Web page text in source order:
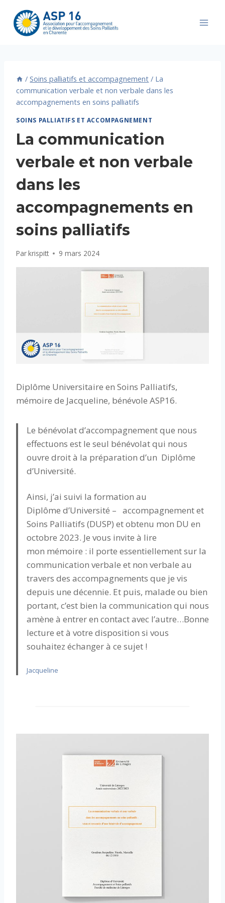
contenu
/ Soins palliatifs et accompagnement / La
communication verbale et non verbale dans les
accompagnements en soins palliatifs
SOINS PALLIATIFS ET ACCOMPAGNEMENT
La communication
verbale et non verbale
dans les
accompagnements en
soins palliatifs
Parkrispitt 9 mars 2024
Diplôme Universitaire en Soins Palliatifs,
mémoire de Jacqueline, bénévole ASP16.
Le bénévolat d’accompagnement que nous
effectuons est le seul bénévolat qui nous
ouvre droit à la préparation d’un Diplôme
d’Université.
Ainsi, j’ai suivi la formation au
Diplôme d’Université – accompagnement et
Soins Palliatifs (DUSP) et obtenu mon DU en
octobre 2023. Je vous invite à lire
mon mémoire : il porte essentiellement sur la
communication verbale et non verbale au
travers des accompagnements que je vis
depuis une décennie. Et puis, malade ou bien
portant, c’est bien la communication qui nous
amène à entrer en contact avec l’autre…Bonne
lecture et à votre disposition si vous
souhaitez échanger à ce sujet !
Jacqueline